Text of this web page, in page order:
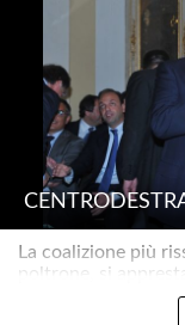
La coalizione più
poltrone, si